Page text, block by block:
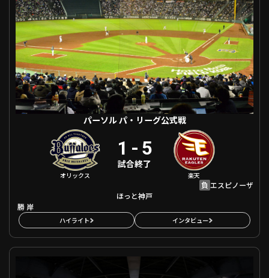
特定商取引法の表示 アルバイト募集（別ウィンドウで開く
動画を検索（選手・チーム・プレー内容…）
パーソル パ・リーグ公式戦
オリックス
1 - 5
試合終了
楽天
負 エスピノーザ
ほっと神戸
勝 岸
ハイライト インタビュー
パーソル パ・リーグ公式戦 千葉ロッテ VS 福岡ソフトバンク